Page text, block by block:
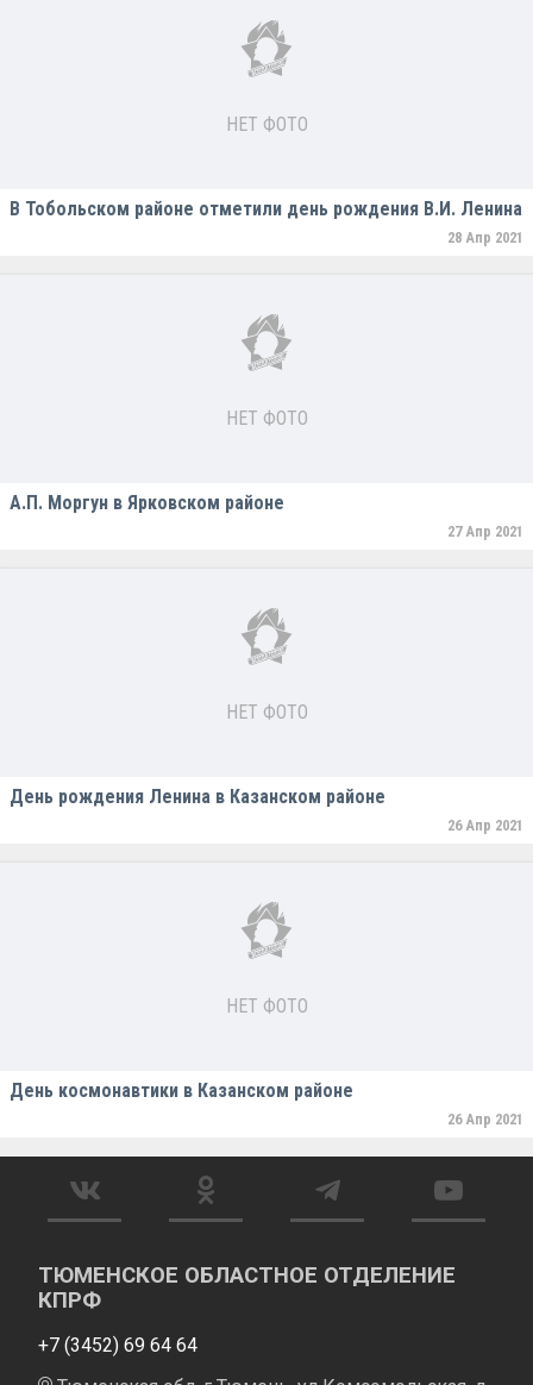
НЕТ ФОТО
В Тобольском районе отметили день рождения В.И. Ленина
28 Апр 2021
НЕТ ФОТО
А.П. Моргун в Ярковском районе
27 Апр 2021
НЕТ ФОТО
День рождения Ленина в Казанском районе
26 Апр 2021
НЕТ ФОТО
День космонавтики в Казанском районе
26 Апр 2021
ТЮМЕНСКОЕ ОБЛАСТНОЕ ОТДЕЛЕНИЕ
КПРФ
+7 (3452) 69 64 64